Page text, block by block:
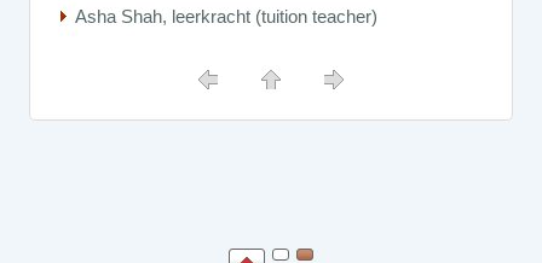
Asha Shah, leerkracht (tuition teacher)